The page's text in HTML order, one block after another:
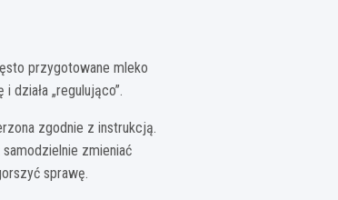
przygotowane mleko
„regulująco”.
zgodnie z instrukcją.
zmieniać
sprawę.